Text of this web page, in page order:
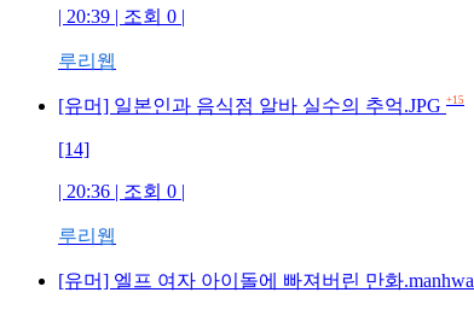
| 20:39 | 조회 0 |
루리웹
[유머] 일본인과 음식점 알바 실수의 추억.JPG +15
[14]
| 20:36 | 조회 0 |
루리웹
[유머] 엘프 여자 아이돌에 빠져버린 만화.manhwa